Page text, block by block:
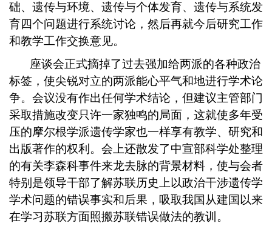
础、遗传与环境、遗传与个体发育、遗传与系统发
育四个问题进行系统讨论，然后再就今后研究工作
和教学工作交换意见。
座谈会正式摘掉了过去强加给两派的各种政治
标签，使尖锐对立的两派能心平气和地进行学术论
争。会议没有作出任何学术结论，但建议主管部门
采取措施改变只许一家独鸣的局面，这就使多年受
压的摩尔根学派遗传学家也一样享有教学、研究和
出版著作的权利。会上还散发了中宣部科学处整理
的有关李森科事件来龙去脉的背景材料，使与会者
特别是领导干部了解苏联历史上以政治干涉遗传学
学术问题的错误事实和后果，吸取我国从建国以来
在学习苏联方面照搬苏联错误做法的教训。